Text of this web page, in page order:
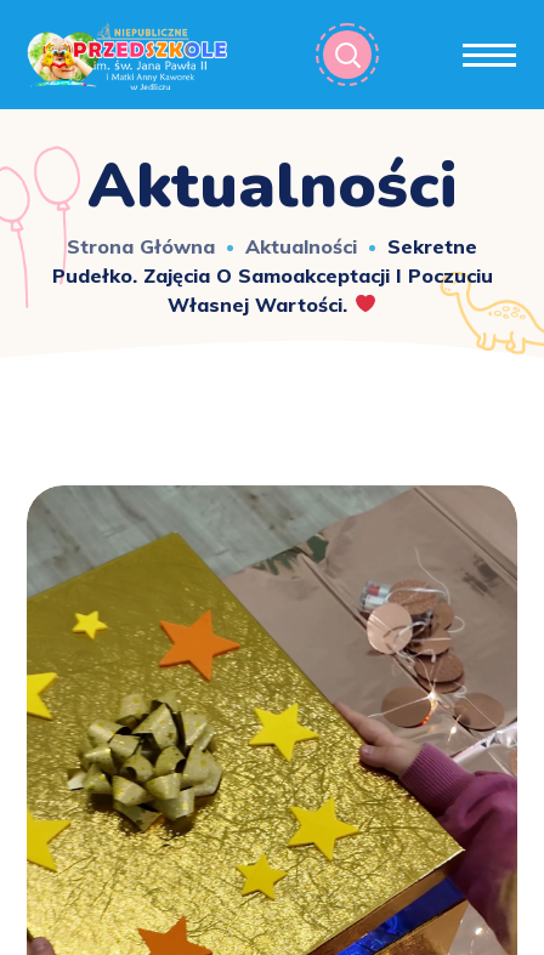
Aktualności
Strona Główna Aktualności
Sekretne
Pudełko. Zajęcia O Samoakceptacji I Poczuciu
Własnej Wartości.